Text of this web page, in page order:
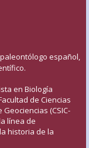
español,
en Biología
de Ciencias
(CSIC-
línea de
historia de la